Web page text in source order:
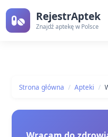
RejestrAptek
Znajdź aptekę w Polsce
Strona główna Apteki